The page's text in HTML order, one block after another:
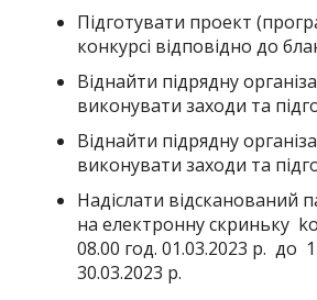
Підготувати проект
конкурсі відповідно до
Віднайти підрядну
виконувати заходи та
Віднайти підрядну
виконувати заходи та
Надіслати відсканований
на електронну скриньку
08.00 год. 01.03.2023 р. до
30.03.2023 р.